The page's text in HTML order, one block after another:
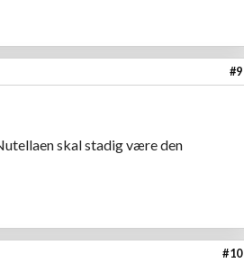
#9
skal stadig være den
#10